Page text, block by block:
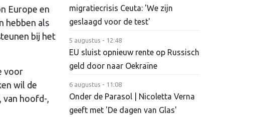
Europe en
hebben als
bij het
voor
wil de
hoofd-,
migratiecrisis Ceuta: 'We zijn
geslaagd voor de test'
5 augustus - 12:48
EU sluist opnieuw rente op Russisch
geld door naar Oekraïne
6 augustus - 11:08
Onder de Parasol | Nicoletta Verna
geeft met 'De dagen van Glas'